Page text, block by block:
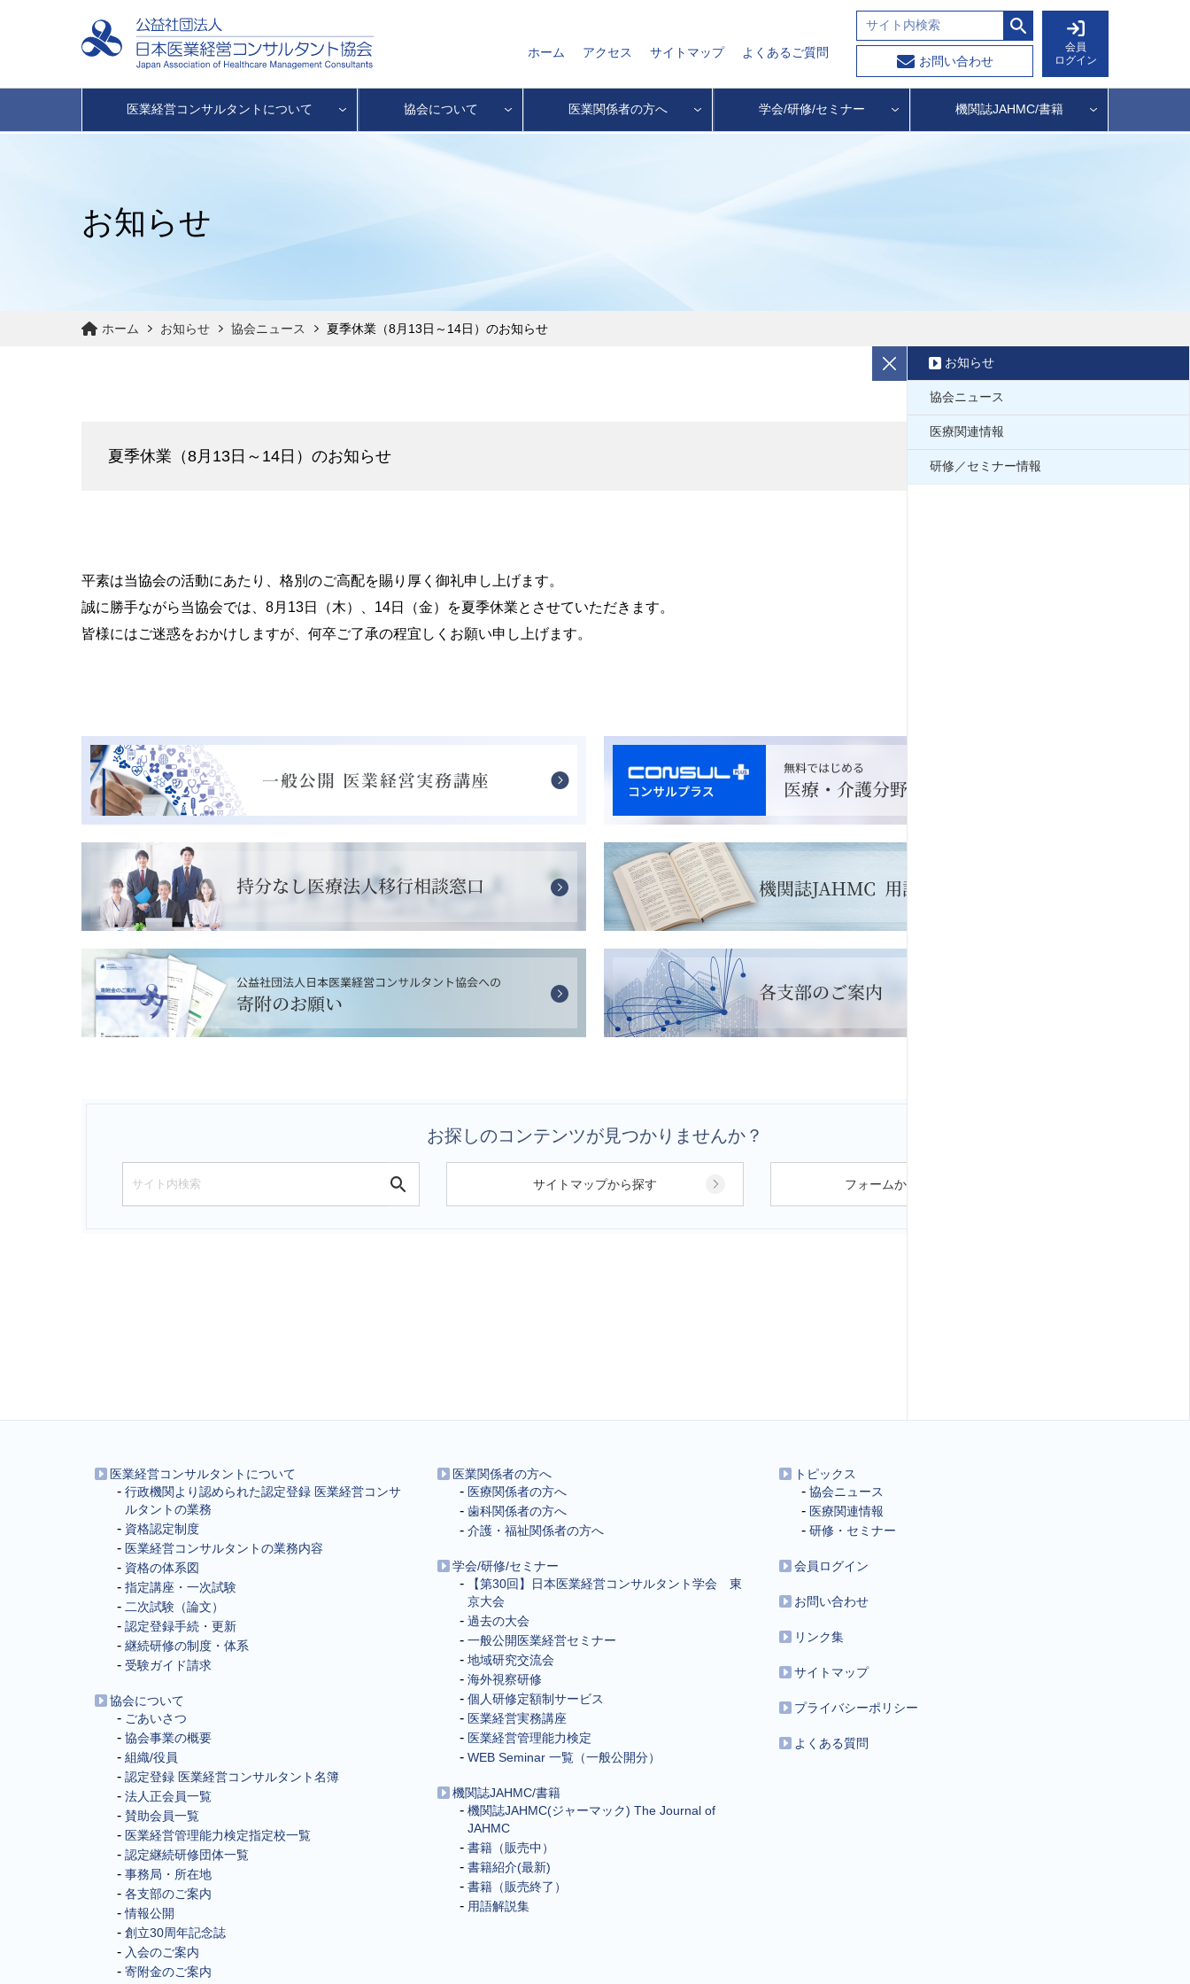
ホーム アクセス サイトマップ よくあるご質問
お問い合わせ
会員
ログイン
医業経営コンサルタントについて 協会について 医業関係者の方へ 学会/研修/セミナー 機関誌JAHMC/書籍
お知らせ
ホーム お知らせ 協会ニュース 夏季休業（8月13日～14日）のお知らせ
夏季休業（8月13日～14日）のお知らせ
平素は当協会の活動にあたり、格別のご高配を賜り厚く御礼申し上げます。
誠に勝手ながら当協会では、8月13日（木）、14日（金）を夏季休業とさせていただきます。
皆様にはご迷惑をおかけしますが、何卒ご了承の程宜しくお願い申し上げます。
お探しのコンテンツが見つかりませんか？
サイトマップから探す フォームから問い合わせる
お知らせ
協会ニュース
医療関連情報
研修／セミナー情報
医業経営コンサルタントについて
行政機関より認められた認定登録 医業経営コンサ
ルタントの業務
資格認定制度
医業経営コンサルタントの業務内容
資格の体系図
指定講座・一次試験
二次試験（論文）
認定登録手続・更新
継続研修の制度・体系
受験ガイド請求
協会について
ごあいさつ
協会事業の概要
組織/役員
認定登録 医業経営コンサルタント名簿
法人正会員一覧
賛助会員一覧
医業経営管理能力検定指定校一覧
認定継続研修団体一覧
事務局・所在地
各支部のご案内
情報公開
創立30周年記念誌
入会のご案内
寄附金のご案内
医業関係者の方へ
医療関係者の方へ
歯科関係者の方へ
介護・福祉関係者の方へ
学会/研修/セミナー
【第30回】日本医業経営コンサルタント学会 東
京大会
過去の大会
一般公開医業経営セミナー
地域研究交流会
海外視察研修
個人研修定額制サービス
医業経営実務講座
医業経営管理能力検定
WEB Seminar 一覧（一般公開分）
機関誌JAHMC/書籍
機関誌JAHMC(ジャーマック) The Journal of
JAHMC
書籍（販売中）
書籍紹介(最新)
書籍（販売終了）
用語解説集
トピックス
協会ニュース
医療関連情報
研修・セミナー
会員ログイン
お問い合わせ
リンク集
サイトマップ
プライバシーポリシー
よくある質問